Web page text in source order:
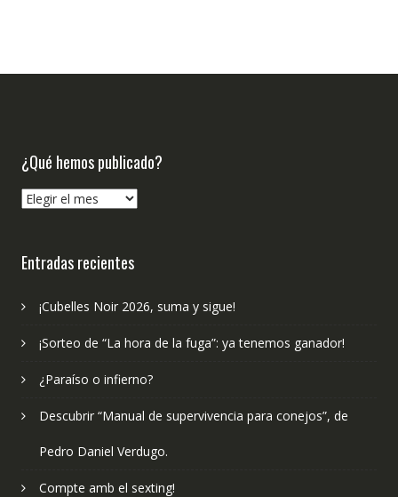
¿Qué hemos publicado?
¿Qué
Entradas recientes
¡Cubelles Noir 2026, suma y sigue!
¡Sorteo de “La hora de la fuga”: ya tenemos ganador!
¿Paraíso o infierno?
Descubrir “Manual de supervivencia para conejos”, de
Pedro Daniel Verdugo.
Compte amb el sexting!